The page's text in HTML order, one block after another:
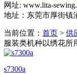
网址: www.lita-
地址：东莞市厚街镇
当前位置： 首页 > 供
服装类机种以绣花所
s7300a